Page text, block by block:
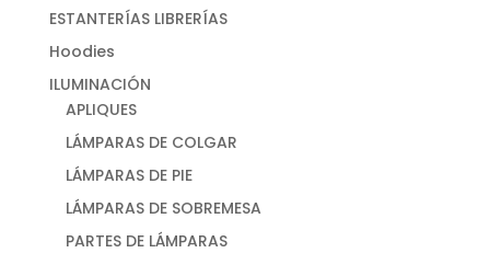
ESTANTERÍAS LIBRERÍAS
Hoodies
ILUMINACIÓN
APLIQUES
LÁMPARAS DE COLGAR
LÁMPARAS DE PIE
LÁMPARAS DE SOBREMESA
PARTES DE LÁMPARAS